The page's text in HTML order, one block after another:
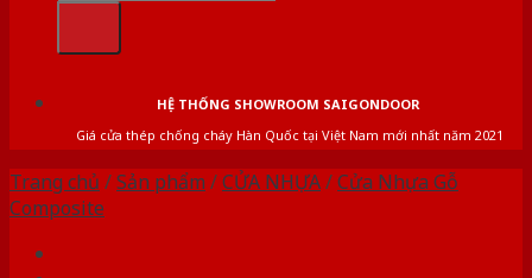
HỆ THỐNG SHOWROOM SAIGONDOOR
Giá cửa thép chống cháy Hàn Quốc tại Việt Nam mới nhất năm 2021
Trang chủ /Sản phẩm /CỬA NHỰA/Cửa Nhựa Gỗ
Composite